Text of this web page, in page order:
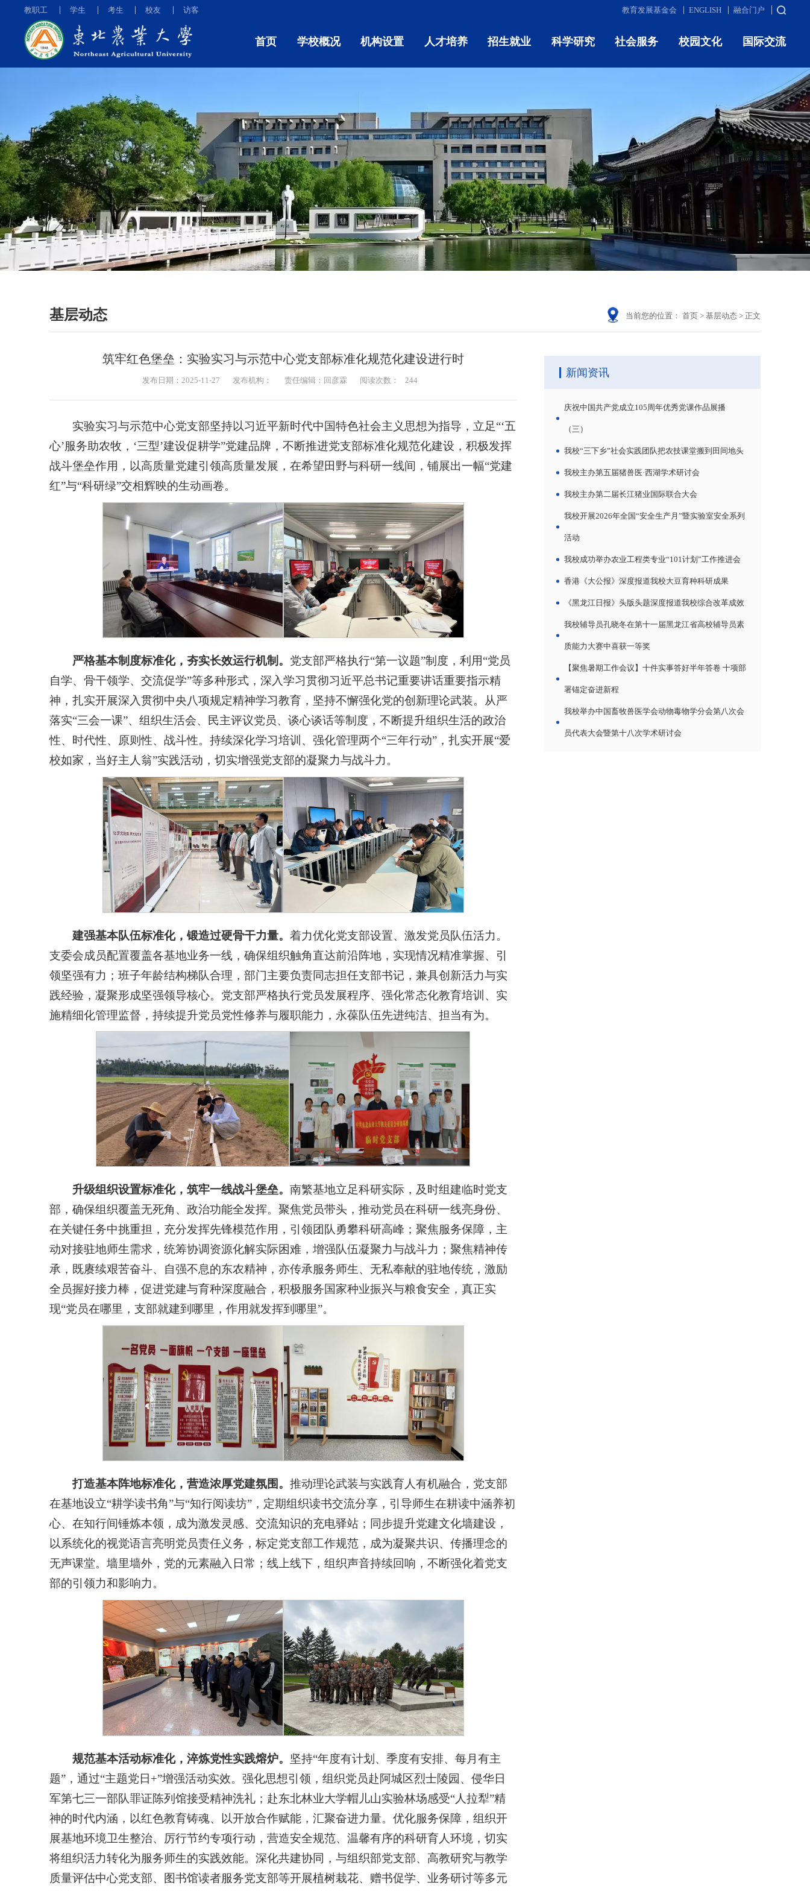
教职工 学生 考生 校友 访客 教育发展基金会 ENGLISH 融合门户
首页 学校概况 机构设置 人才培养 招生就业 科学研究 社会服务 校园文化 国际交流
基层动态 当前您的位置： 首页 > 基层动态 > 正文
筑牢红色堡垒：实验实习与示范中心党支部标准化规范化建设进行时
发布日期：2025-11-27 发布机构： 责任编辑：回彦霖 阅读次数： 244
实验实习与示范中心党支部坚持以习近平新时代中国特色社会主义思想为指导，立足“‘五
心’服务助农牧，‘三型’建设促耕学”党建品牌，不断推进党支部标准化规范化建设，积极发挥
战斗堡垒作用，以高质量党建引领高质量发展，在希望田野与科研一线间，铺展出一幅“党建
红”与“科研绿”交相辉映的生动画卷。
严格基本制度标准化，夯实长效运行机制。 党支部严格执行“第一议题”制度，利用“党员
自学、骨干领学、交流促学”等多种形式，深入学习贯彻习近平总书记重要讲话重要指示精
神，扎实开展深入贯彻中央八项规定精神学习教育，坚持不懈强化党的创新理论武装。从严
落实“三会一课”、组织生活会、民主评议党员、谈心谈话等制度，不断提升组织生活的政治
性、时代性、原则性、战斗性。持续深化学习培训、强化管理两个“三年行动”，扎实开展“爱
校如家，当好主人翁”实践活动，切实增强党支部的凝聚力与战斗力。
建强基本队伍标准化，锻造过硬骨干力量。 着力优化党支部设置、激发党员队伍活力。
支委会成员配置覆盖各基地业务一线，确保组织触角直达前沿阵地，实现情况精准掌握、引
领坚强有力；班子年龄结构梯队合理，部门主要负责同志担任支部书记，兼具创新活力与实
践经验，凝聚形成坚强领导核心。党支部严格执行党员发展程序、强化常态化教育培训、实
施精细化管理监督，持续提升党员党性修养与履职能力，永葆队伍先进纯洁、担当有为。
升级组织设置标准化， 筑牢一线战斗堡垒。 南繁基地立足科研实际，及时组建临时党支
部，确保组织覆盖无死角、政治功能全发挥。聚焦党员带头，推动党员在科研一线亮身份、
在关键任务中挑重担，充分发挥先锋模范作用，引领团队勇攀科研高峰；聚焦服务保障，主
动对接驻地师生需求，统筹协调资源化解实际困难，增强队伍凝聚力与战斗力；聚焦精神传
承，既赓续艰苦奋斗、自强不息的东农精神，亦传承服务师生、无私奉献的驻地传统，激励
全员握好接力棒，促进党建与育种深度融合，积极服务国家种业振兴与粮食安全，真正实
现“党员在哪里，支部就建到哪里，作用就发挥到哪里”。
打造基本阵地标准化，营造浓厚党建氛围。 推动理论武装与实践育人有机融合，党支部
在基地设立“耕学读书角”与“知行阅读坊”，定期组织读书交流分享，引导师生在耕读中涵养初
心、在知行间锤炼本领，成为激发灵感、交流知识的充电驿站；同步提升党建文化墙建设，
以系统化的视觉语言亮明党员责任义务，标定党支部工作规范，成为凝聚共识、传播理念的
无声课堂。墙里墙外，党的元素融入日常；线上线下，组织声音持续回响，不断强化着党支
部的引领力和影响力。
规范基本活动标准化，淬炼党性实践熔炉。
坚持“年度有计划、季度有安排、每月有主
题”，通过“主题党日+”增强活动实效。强化思想引领，组织党员赴阿城区烈士陵园、侵华日
军第七三一部队罪证陈列馆接受精神洗礼；赴东北林业大学帽儿山实验林场感受“人拉犁”精
神的时代内涵，以红色教育铸魂、以开放合作赋能，汇聚奋进力量。优化服务保障，组织开
展基地环境卫生整治、厉行节约专项行动，营造安全规范、温馨有序的科研育人环境，切实
将组织活力转化为服务师生的实践效能。深化共建协同，与组织部党支部、高教研究与教学
质量评估中心党支部、图书馆读者服务党支部等开展植树栽花、赠书促学、业务研讨等多元
新闻资讯
庆祝中国共产党成立105周年优秀党课作品展播
（三）
我校“三下乡”社会实践团队把农技课堂搬到田间地头
我校主办第五届猪兽医·西湖学术研讨会
我校主办第二届长江猪业国际联合大会
我校开展2026年全国“安全生产月”暨实验室安全系列
活动
我校成功举办农业工程类专业“101计划”工作推进会
香港《大公报》深度报道我校大豆育种科研成果
《黑龙江日报》头版头题深度报道我校综合改革成效
我校辅导员孔晓冬在第十一届黑龙江省高校辅导员素
质能力大赛中喜获一等奖
【聚焦暑期工作会议】十件实事答好半年答卷 十项部
署锚定奋进新程
我校举办中国畜牧兽医学会动物毒物学分会第八次会
员代表大会暨第十八次学术研讨会